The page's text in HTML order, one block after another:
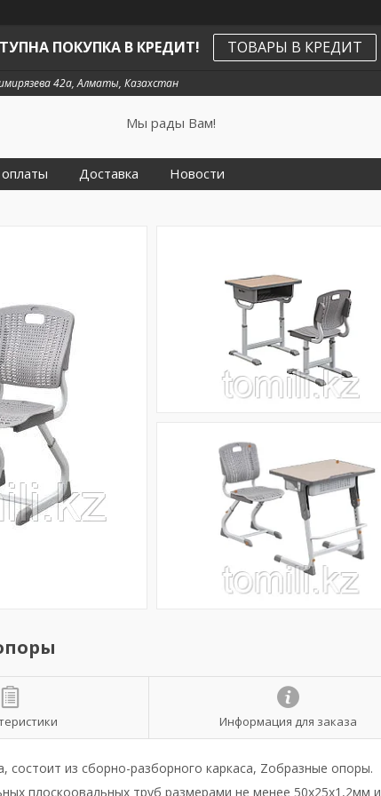
ПОКУПКА В КРЕДИТ! ТОВАРЫ В КРЕДИТ
42а, Алматы, Казахстан
Мы рады Вам!
Доставка Новости
Информация для заказа
состоит из сборно-разборного каркаса, Zобразные опоры.
плоскоовальных труб размерами не менее 50х25х1,2мм и